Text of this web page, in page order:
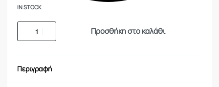
IN STOCK
Προσθήκη στο καλάθι
Περιγραφή